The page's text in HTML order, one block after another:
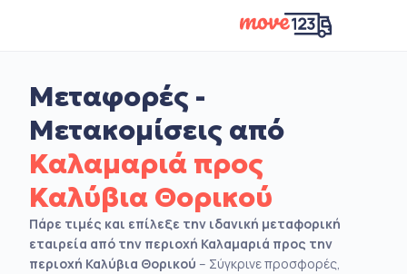
Μεταφορές -
Μετακομίσεις από
Καλαμαριά προς
Καλύβια Θορικού
Πάρε τιμές και επίλεξε την ιδανική μεταφορική
εταιρεία από την περιοχή Καλαμαριά προς την
περιοχή Καλύβια Θορικού – Σύγκρινε προσφορές,